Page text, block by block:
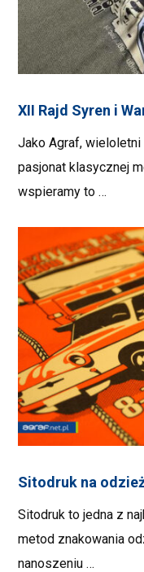
XII Rajd Syren i
Jako Agraf,
pasjonat klasycznej
wspieramy to …
Sitodruk na
Sitodruk to jedna z
metod znakowania
nanoszeniu …